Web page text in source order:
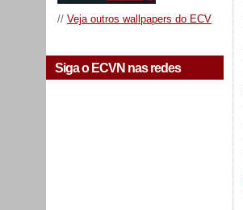
// Veja outros wallpapers do ECV
Siga o ECVN nas redes